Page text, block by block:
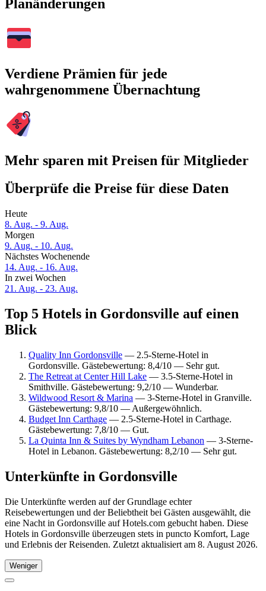
Planänderungen
Verdiene Prämien für jede
wahrgenommene Übernachtung
Mehr sparen mit Preisen für Mitglieder
Überprüfe die Preise für diese Daten
Heute
8. Aug. - 9. Aug.
Morgen
9. Aug. - 10. Aug.
Nächstes Wochenende
14. Aug. - 16. Aug.
In zwei Wochen
21. Aug. - 23. Aug.
Top 5 Hotels in Gordonsville auf einen
Blick
Quality Inn Gordonsville — 2.5-Sterne-Hotel in
Gordonsville. Gästebewertung: 8,4/10 — Sehr gut.
The Retreat at Center Hill Lake — 3.5-Sterne-Hotel in
Smithville. Gästebewertung: 9,2/10 — Wunderbar.
Wildwood Resort & Marina — 3-Sterne-Hotel in Granville.
Gästebewertung: 9,8/10 — Außergewöhnlich.
Budget Inn Carthage — 2.5-Sterne-Hotel in Carthage.
Gästebewertung: 7,8/10 — Gut.
La Quinta Inn & Suites by Wyndham Lebanon — 3-Sterne-
Hotel in Lebanon. Gästebewertung: 8,2/10 — Sehr gut.
Unterkünfte in Gordonsville
Die Unterkünfte werden auf der Grundlage echter
Reisebewertungen und der Beliebtheit bei Gästen ausgewählt, die
eine Nacht in Gordonsville auf Hotels.com gebucht haben. Diese
Hotels in Gordonsville überzeugen stets in puncto Komfort, Lage
und Erlebnis der Reisenden. Zuletzt aktualisiert am 8. August 2026.
Weniger